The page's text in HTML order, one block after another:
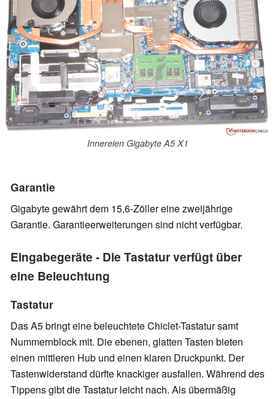
Innereien Gigabyte A5 X1
Garantie
Gigabyte gewährt dem 15,6-Zöller eine zweijährige
Garantie. Garantieerweiterungen sind nicht verfügbar.
Eingabegeräte - Die Tastatur verfügt über
eine Beleuchtung
Tastatur
Das A5 bringt eine beleuchtete Chiclet-Tastatur samt
Nummernblock mit. Die ebenen, glatten Tasten bieten
einen mittleren Hub und einen klaren Druckpunkt. Der
Tastenwiderstand dürfte knackiger ausfallen. Während des
Tippens gibt die Tastatur leicht nach. Als übermäßig